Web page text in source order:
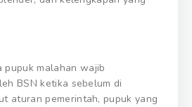
pupuk malahan wajib
BSN ketika sebelum di
aturan pemerintah, pupuk yang